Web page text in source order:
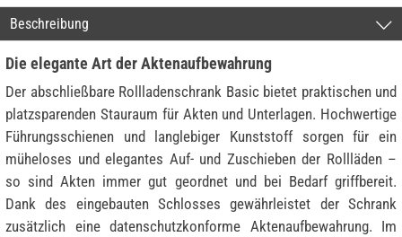
Beschreibung
Die elegante Art der Aktenaufbewahrung
Der abschließbare Rollladenschrank Basic bietet praktischen und
platzsparenden Stauraum für Akten und Unterlagen. Hochwertige
Führungsschienen und langlebiger Kunststoff sorgen für ein
müheloses und elegantes Auf- und Zuschieben der Rollläden –
so sind Akten immer gut geordnet und bei Bedarf griffbereit.
Dank des eingebauten Schlosses gewährleistet der Schrank
zusätzlich eine datenschutzkonforme Aktenaufbewahrung. Im